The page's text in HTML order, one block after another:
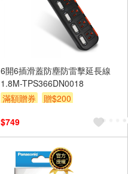
6開6插滑蓋防塵防雷擊延長線
1.8M-TPS366DN0018
滿額贈券
贈$200
$749